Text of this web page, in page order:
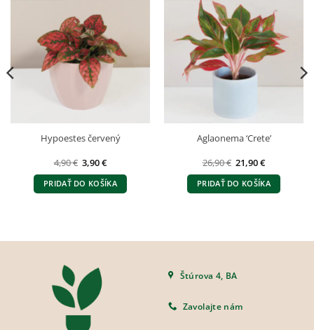
Hypoestes červený
4,90€ Pôvodná
cena
bola:
4,90 €.
3,90€Aktuálna
je:
3,90 €.
PRIDAŤ DO KOŠÍKA
Aglaonema ‘Crete’
26,90€ Pôvodná
cena
bola:
26,90 €.
21,90€Aktuálna
je:
21,90 €.
PRIDAŤ DO KOŠÍKA
Štúrova 4, BA
Zavolajte nám